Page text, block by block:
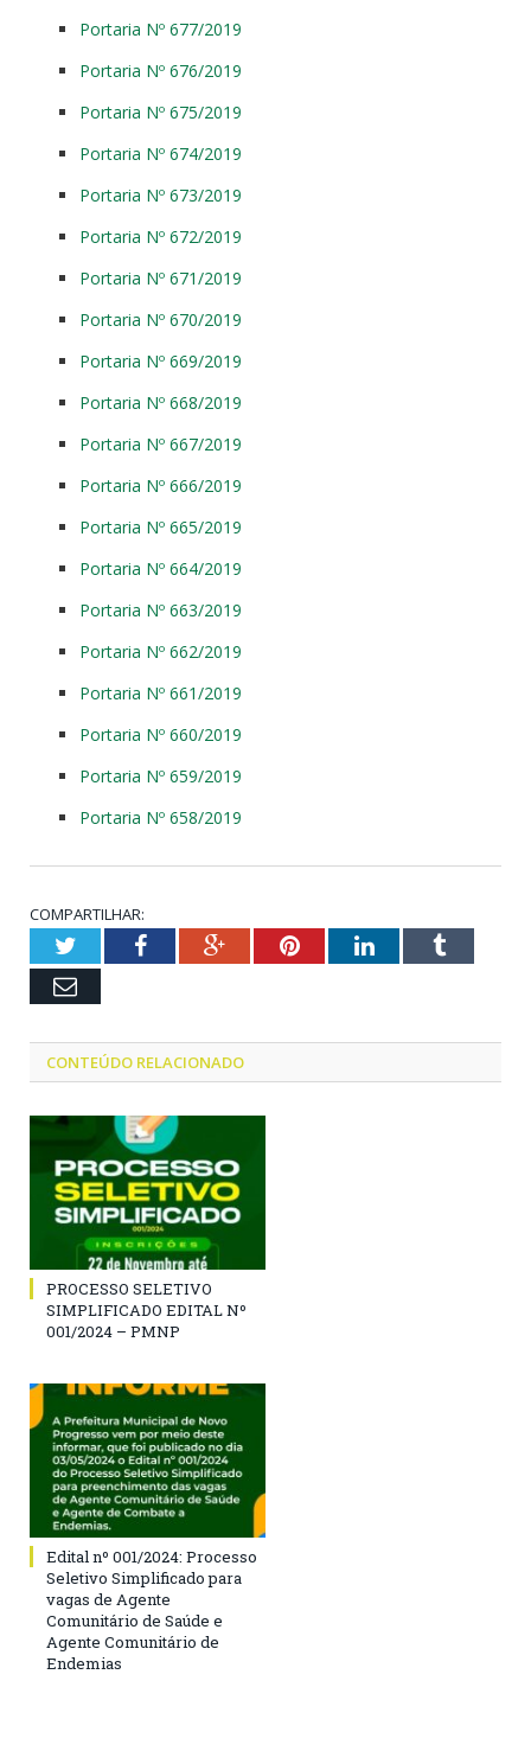
Portaria Nº 677/2019
Portaria Nº 676/2019
Portaria Nº 675/2019
Portaria Nº 674/2019
Portaria Nº 673/2019
Portaria Nº 672/2019
Portaria Nº 671/2019
Portaria Nº 670/2019
Portaria Nº 669/2019
Portaria Nº 668/2019
Portaria Nº 667/2019
Portaria Nº 666/2019
Portaria Nº 665/2019
Portaria Nº 664/2019
Portaria Nº 663/2019
Portaria Nº 662/2019
Portaria Nº 661/2019
Portaria Nº 660/2019
Portaria Nº 659/2019
Portaria Nº 658/2019
COMPARTILHAR:
TwitterFacebookGoogle+PinterestLinkedInTumblr
Email
CONTEÚDO RELACIONADO
PROCESSO SELETIVO
SIMPLIFICADO EDITAL Nº
001/2024 – PMNP
Edital nº 001/2024: Processo
Seletivo Simplificado para
vagas de Agente
Comunitário de Saúde e
Agente Comunitário de
Endemias